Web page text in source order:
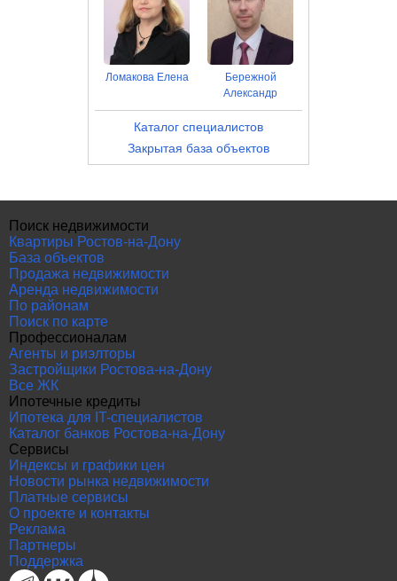
Ломакова Елена
Бережной
Александр
Каталог специалистов
Закрытая база объектов
Поиск недвижимости
Квартиры Ростов-на-Дону
База объектов
Продажа недвижимости
Аренда недвижимости
По районам
Поиск по карте
Профессионалам
Агенты и риэлторы
Застройщики Ростова-на-Дону
Все ЖК
Ипотечные кредиты
Ипотека для IT-специалистов
Каталог банков Ростова-на-Дону
Сервисы
Индексы и графики цен
Новости рынка недвижимости
Платные сервисы
О проекте и контакты
Реклама
Партнеры
Поддержка